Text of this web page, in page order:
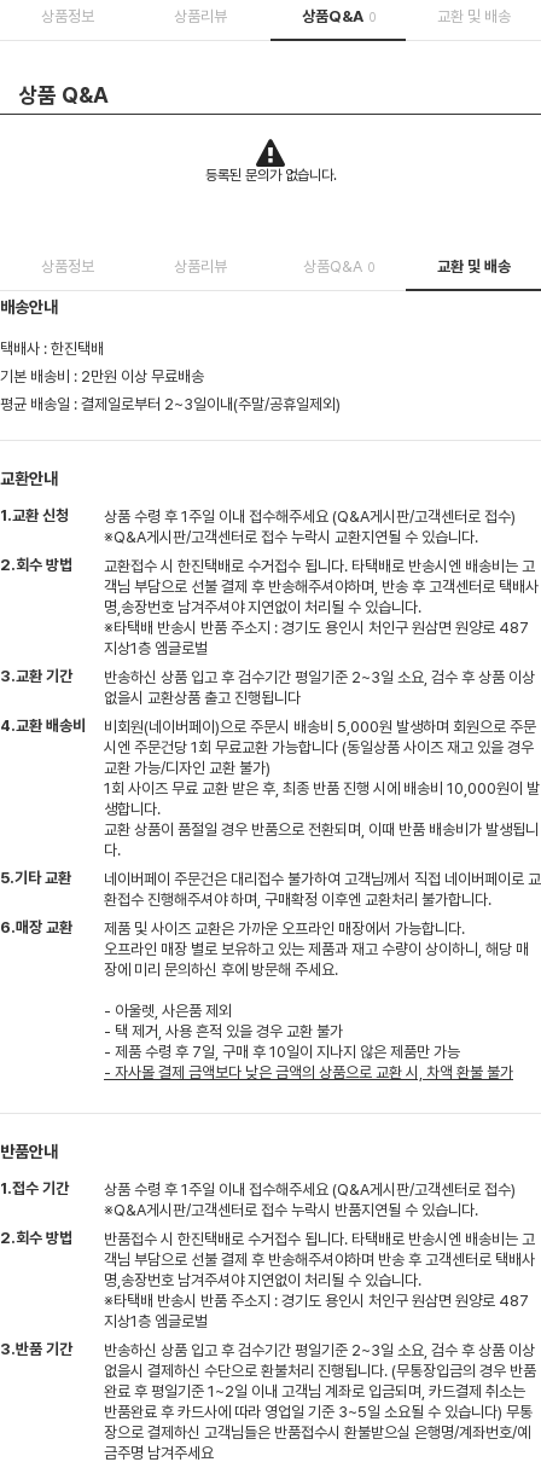
상품정보 상품리뷰 상품Q&A 0 교환 및 배송
상품 Q&A
등록된 문의가 없습니다.
상품정보 상품리뷰 상품Q&A 0 교환 및 배송
배송안내
택배사 : 한진택배
기본 배송비 : 2만원 이상 무료배송
평균 배송일 : 결제일로부터 2~3일이내(주말/공휴일제외)
교환안내
1.교환 신청
상품 수령 후 1주일 이내 접수해주세요 (Q&A게시판/고객센터로 접수)
※Q&A게시판/고객센터로 접수 누락시 교환지연될 수 있습니다.
2.회수 방법
교환접수 시 한진택배로 수거접수 됩니다. 타택배로 반송시엔 배송비는 고
객님 부담으로 선불 결제 후 반송해주셔야하며, 반송 후 고객센터로 택배사
명,송장번호 남겨주셔야 지연없이 처리될 수 있습니다.
※타택배 반송시 반품 주소지 : 경기도 용인시 처인구 원삼면 원양로 487
지상1층 엠글로벌
3.교환 기간
반송하신 상품 입고 후 검수기간 평일기준 2~3일 소요, 검수 후 상품 이상
없을시 교환상품 출고 진행됩니다
4.교환 배송비
비회원(네이버페이)으로 주문시 배송비 5,000원 발생하며 회원으로 주문
시엔 주문건당 1회 무료교환 가능합니다 (동일상품 사이즈 재고 있을 경우
교환 가능/디자인 교환 불가)
1회 사이즈 무료 교환 받은 후, 최종 반품 진행 시에 배송비 10,000원이 발
생합니다.
교환 상품이 품절일 경우 반품으로 전환되며, 이때 반품 배송비가 발생됩니
다.
5.기타 교환
네이버페이 주문건은 대리접수 불가하여 고객님께서 직접 네이버페이로 교
환접수 진행해주셔야 하며, 구매확정 이후엔 교환처리 불가합니다.
6.매장 교환
제품 및 사이즈 교환은 가까운 오프라인 매장에서 가능합니다.
오프라인 매장 별로 보유하고 있는 제품과 재고 수량이 상이하니, 해당 매
장에 미리 문의하신 후에 방문해 주세요.
- 아울렛, 사은품 제외
- 택 제거, 사용 흔적 있을 경우 교환 불가
- 제품 수령 후 7일, 구매 후 10일이 지나지 않은 제품만 가능
- 자사몰 결제 금액보다 낮은 금액의 상품으로 교환 시, 차액 환불 불가
반품안내
1.접수 기간
상품 수령 후 1주일 이내 접수해주세요 (Q&A게시판/고객센터로 접수)
※Q&A게시판/고객센터로 접수 누락시 반품지연될 수 있습니다.
2.회수 방법
반품접수 시 한진택배로 수거접수 됩니다. 타택배로 반송시엔 배송비는 고
객님 부담으로 선불 결제 후 반송해주셔야하며 반송 후 고객센터로 택배사
명,송장번호 남겨주셔야 지연없이 처리될 수 있습니다.
※타택배 반송시 반품 주소지 : 경기도 용인시 처인구 원삼면 원양로 487
지상1층 엠글로벌
3.반품 기간
반송하신 상품 입고 후 검수기간 평일기준 2~3일 소요, 검수 후 상품 이상
없을시 결제하신 수단으로 환불처리 진행됩니다. (무통장입금의 경우 반품
완료 후 평일기준 1~2일 이내 고객님 계좌로 입금되며, 카드결제 취소는
반품완료 후 카드사에 따라 영업일 기준 3~5일 소요될 수 있습니다) 무통
장으로 결제하신 고객님들은 반품접수시 환불받으실 은행명/계좌번호/예
금주명 남겨주세요